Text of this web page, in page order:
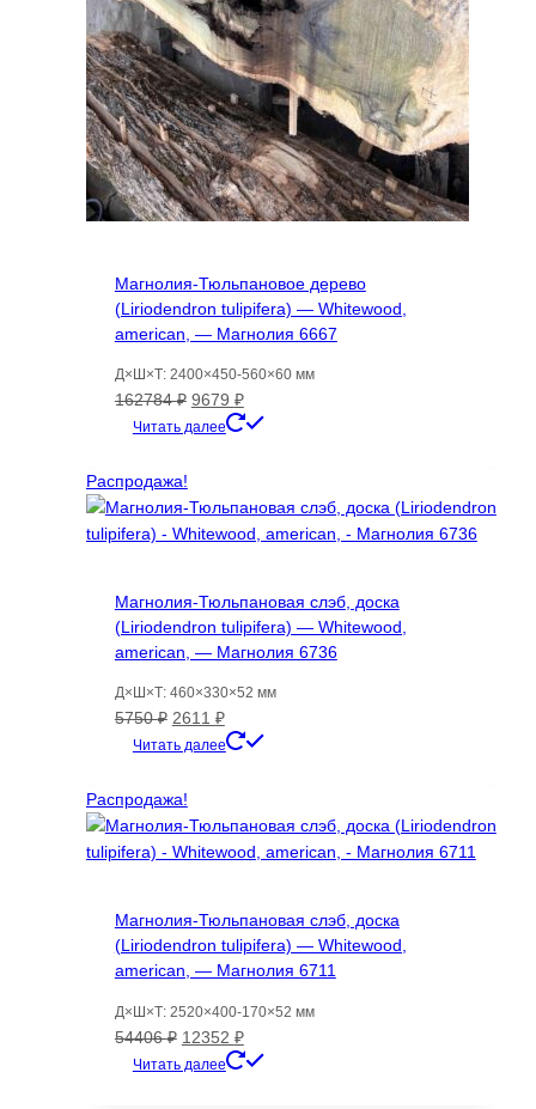
Магнолия-Тюльпановое дерево
(Liriodendron tulipifera) — Whitewood,
american, — Магнолия 6667
Д×Ш×Т: 2400×450-560×60 мм
162784₽ Первоначальная
цена
9679 ₽Текущая
цена:
Читать далее
Распродажа!
Магнолия-Тюльпановая слэб, доска
(Liriodendron tulipifera) — Whitewood,
american, — Магнолия 6736
Д×Ш×Т: 460×330×52 мм
5750₽ Первоначальная
цена
5750 ₽.
2611 ₽Текущая
цена:
Читать далее
Распродажа!
Магнолия-Тюльпановая слэб, доска
(Liriodendron tulipifera) — Whitewood,
american, — Магнолия 6711
Д×Ш×Т: 2520×400-170×52 мм
54406₽ Первоначальная
цена
12352 ₽Текущая
цена:
Читать далее